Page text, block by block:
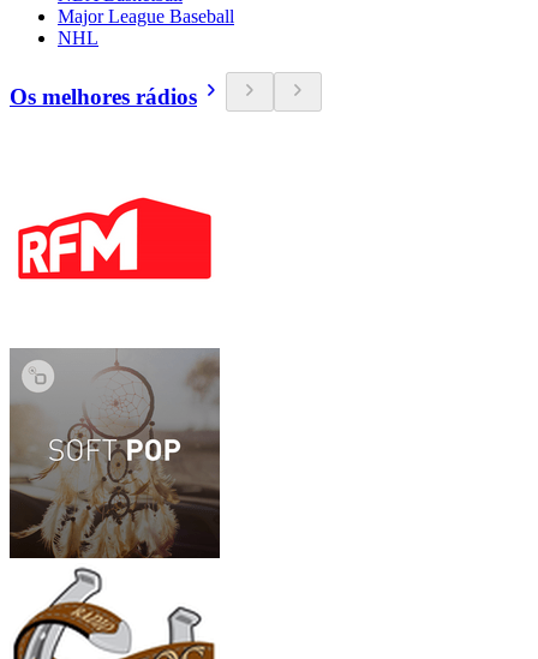
Major League Baseball
NHL
Os melhores rádios